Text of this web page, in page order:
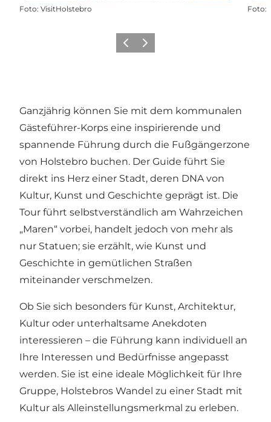
Foto: VisitHolstebro Foto:
ZurückWeiter
Ganzjährig können Sie mit dem kommunalen
Gästeführer-Korps eine inspirierende und
spannende Führung durch die Fußgängerzone
von Holstebro buchen. Der Guide führt Sie
direkt ins Herz einer Stadt, deren DNA von
Kultur, Kunst und Geschichte geprägt ist. Die
Tour führt selbstverständlich am Wahrzeichen
„Maren“ vorbei, handelt jedoch von mehr als
nur Statuen; sie erzählt, wie Kunst und
Geschichte in gemütlichen Straßen
miteinander verschmelzen.
Ob Sie sich besonders für Kunst, Architektur,
Kultur oder unterhaltsame Anekdoten
interessieren – die Führung kann individuell an
Ihre Interessen und Bedürfnisse angepasst
werden. Sie ist eine ideale Möglichkeit für Ihre
Gruppe, Holstebros Wandel zu einer Stadt mit
Kultur als Alleinstellungsmerkmal zu erleben.